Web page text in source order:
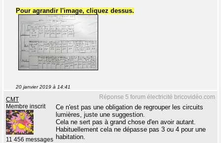
Pour agrandir l'image, cliquez dessus.
20 janvier 2019 à 14:41
Réponse 5 forum électricité bricovidéo.com
CMT
Membre inscrit
11 456 messages
Ce n'est pas une obligation de regrouper les circuits
lumières, juste une suggestion.
Cela ne sert pas à grand chose d'en avoir autant.
Habituellement cela ne dépasse pas 3 ou 4 pour une
habitation.